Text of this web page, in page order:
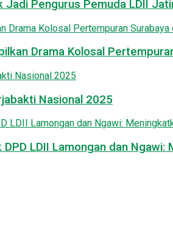
Jadi Pengurus Pemuda LDII
Drama Kolosal
Nasional 2025
LDII Lamongan dan